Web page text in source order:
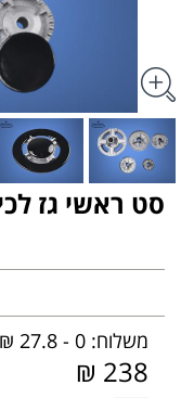
משלוח: 0 - 27.8 ₪
238 ₪